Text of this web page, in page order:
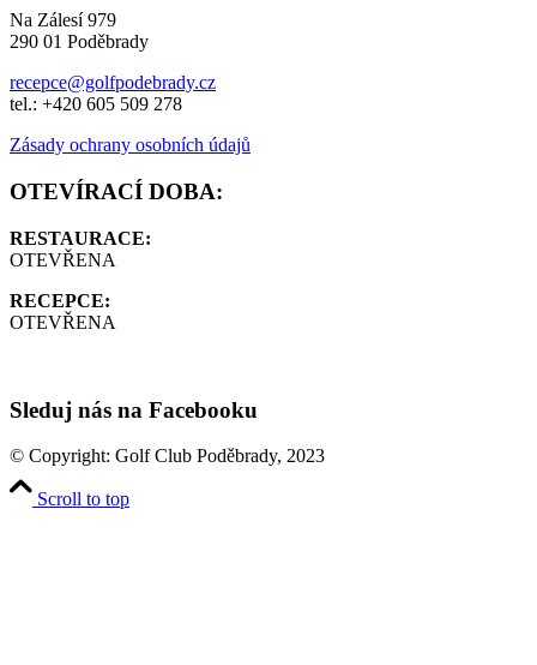
Na Zálesí 979
290 01 Poděbrady
recepce@golfpodebrady.cz
tel.: +420 605 509 278
Zásady ochrany osobních údajů
OTEVÍRACÍ DOBA:
RESTAURACE:
OTEVŘENA
RECEPCE:
OTEVŘENA
Sleduj nás na Facebooku
© Copyright: Golf Club Poděbrady, 2023
Scroll to top